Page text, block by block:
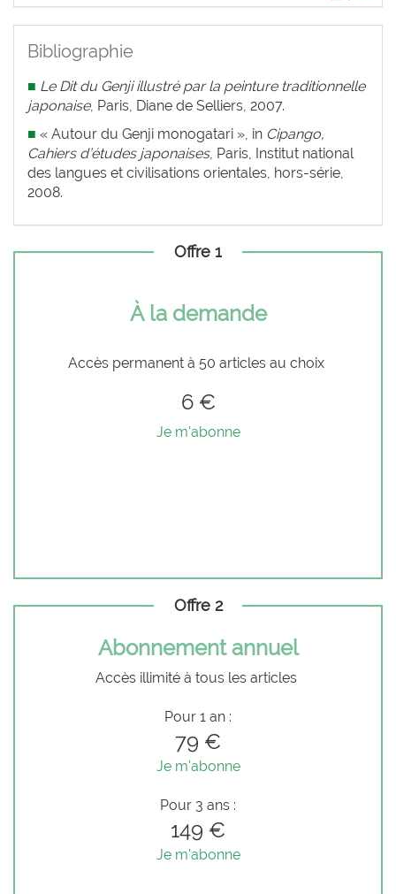
Bibliographie
■ Le Dit du Genji illustré par la peinture traditionnelle
japonaise, Paris, Diane de Selliers, 2007.
■ « Autour du Genji monogatari », in Cipango,
Cahiers d’études japonaises, Paris, Institut national
des langues et civilisations orientales, hors-série,
2008.
Offre 1
À la demande
Accès permanent à 50 articles au choix
6 €
Je m'abonne
Offre 2
Abonnement annuel
Accès illimité à tous les articles
Pour 1 an :
79 €
Je m'abonne
Pour 3 ans :
149 €
Je m'abonne